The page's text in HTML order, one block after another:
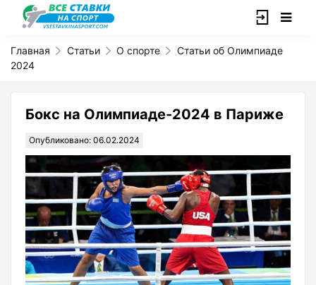
Главная Статьи О спорте
Статьи об Олимпиаде
2024
Бокс на Олимпиаде-2024 в Париже
Опубликовано: 06.02.2024